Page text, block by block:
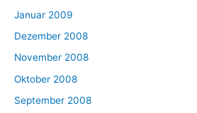
Januar 2009
Dezember 2008
November 2008
Oktober 2008
September 2008